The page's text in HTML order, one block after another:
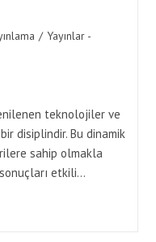
/ Yayınlar -
teknolojiler ve
disiplindir. Bu dinamik
sahip olmakla
etkili…